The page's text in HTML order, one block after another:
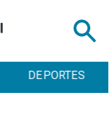
DEPORTES